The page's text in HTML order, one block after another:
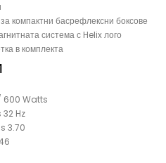
компактни басрефлексни боксове
система с Helix лого
в комплекта
600 Watts
Hz
3.70